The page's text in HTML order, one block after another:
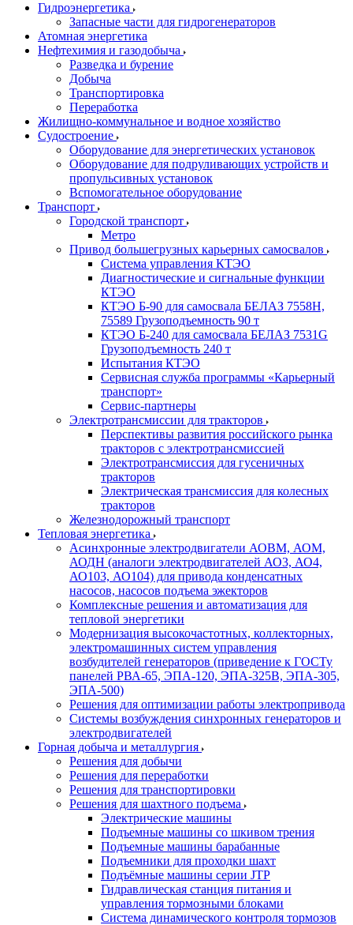
Гидроэнергетика
Запасные части для гидрогенераторов
Атомная энергетика
Нефтехимия и газодобыча
Разведка и бурение
Добыча
Транспортировка
Переработка
Жилищно-коммунальное и водное хозяйство
Судостроение
Оборудование для энергетических установок
Оборудование для подруливающих устройств и
пропульсивных установок
Вспомогательное оборудование
Транспорт
Городской транспорт
Метро
Привод большегрузных карьерных самосвалов
Система управления КТЭО
Диагностические и сигнальные функции
КТЭО
КТЭО Б-90 для самосвала БЕЛАЗ 7558H,
75589 Грузоподъемность 90 т
КТЭО Б-240 для самосвала БЕЛАЗ 7531G
Грузоподъемность 240 т
Испытания КТЭО
Сервисная служба программы «Карьерный
транспорт»
Сервис-партнеры
Электротрансмиссии для тракторов
Перспективы развития российского рынка
тракторов с электротрансмиссией
Электротрансмиссия для гусеничных
тракторов
Электрическая трансмиссия для колесных
тракторов
Железнодорожный транспорт
Тепловая энергетика
Асинхронные электродвигатели АОВМ, АОМ,
АОДН (аналоги электродвигателей АО3, АО4,
АО103, АО104) для привода конденсатных
насосов, насосов подъема эжекторов
Комплексные решения и автоматизация для
тепловой энергетики
Модернизация высокочастотных, коллекторных,
электромашинных систем управления
возбудителей генераторов (приведение к ГОСТу
панелей РВА-65, ЭПА-120, ЭПА-325В, ЭПА-305,
ЭПА-500)
Решения для оптимизации работы электропривода
Системы возбуждения синхронных генераторов и
электродвигателей
Горная добыча и металлургия
Решения для добычи
Решения для переработки
Решения для транспортировки
Решения для шахтного подъема
Электрические машины
Подъемные машины со шкивом трения
Подъемные машины барабанные
Подъемники для проходки шахт
Подъёмные машины серии JTP
Гидравлическая станция питания и
управления тормозными блоками
Система динамического контроля тормозов